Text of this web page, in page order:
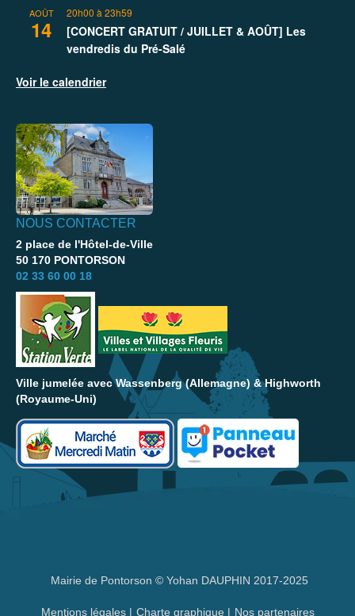
AOÛT
14
20h00 à 23h59
[CONCERT GRATUIT / JUILLET & AOÛT] Les
vendredis du Pré-Salé
Voir le calendrier
NOUS CONTACTER
2 place de l'Hôtel-de-Ville
50 170 PONTORSON
02 33 60 00 18
Ville jumelée avec Wassenberg (Allemagne) & Highworth
(Royaume-Uni)
Mairie de Pontorson © Yohan DAUPHIN 2017-2025
Mentions légales | Charte graphique | Nos partenaires